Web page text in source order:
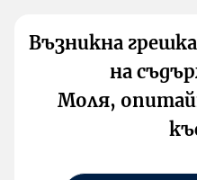
Възникна
на
Моля,